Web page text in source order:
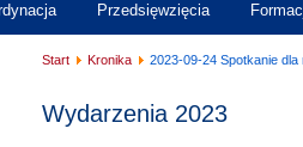
Przedsięwzięcia
Start Kronika 2023-09-24 Spotkanie dla
Wydarzenia 2023